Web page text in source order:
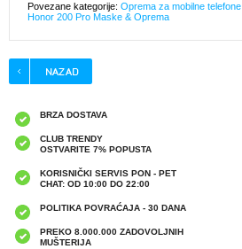
Povezane kategorije: Oprema za mobilne telefone
Honor 200 Pro Maske & Oprema
BRZA DOSTAVA
CLUB TRENDY
OSTVARITE 7% POPUSTA
KORISNIČKI SERVIS PON - PET
CHAT: OD 10:00 DO 22:00
POLITIKA POVRAĆAJA - 30 DANA
PREKO 8.000.000 ZADOVOLJNIH
MUŠTERIJA